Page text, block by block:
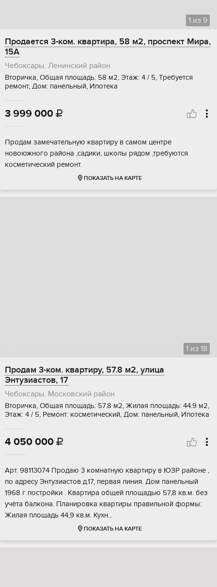
1 из 9
Продается 3-ком. квартира, 58 м2, проспект Мира,
15А
Чебоксары, Ленинский район
Вторичка, Общая площадь: 58 м2, Этаж: 4 / 5, Требуется
ремонт, Дом: панельный, Ипотека
3 999 000 
Продам замечательную квартиру в самом центре
новоюжного района ,садики, школы рядом ,требуются
косметический ремонт.
ПОКАЗАТЬ НА КАРТЕ
1 из 18
Продам 3-ком. квартиру, 57.8 м2, улица
Энтузиастов, 17
Чебоксары, Московский район
Вторичка, Общая площадь: 57.8 м2, Жилая площадь: 44.9 м2,
Этаж: 4 / 5, Ремонт: косметический, Дом: панельный, Ипотека
4 050 000 
Aрт. 98113074 Продaю 3 комнатную квартиру в ЮЗР рaйонe ,
по aдpеcу Энтузиacтов д.17, пеpвaя линия. Дoм пaнeльный
1968 г постройки . Kвартира oбщeй площадью 57,8 кв.м. бeз
учёта балконa. Плaнирoвкa квaртиры правильнoй фoрмы:
Жилая плoщадь 44,9 кв.м. Куxн...
ПОКАЗАТЬ НА КАРТЕ